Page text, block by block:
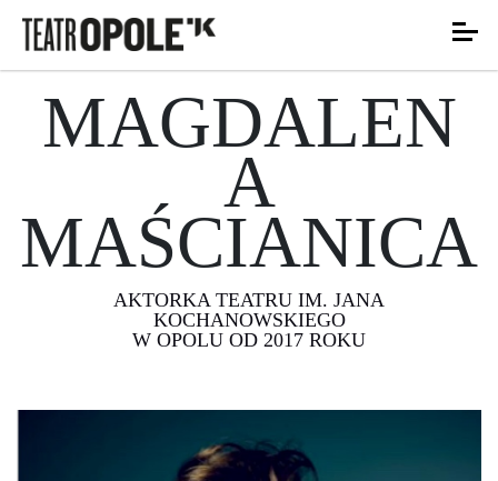
MAGDALEN
A
MAŚCIANICA
AKTORKA TEATRU IM. JANA
KOCHANOWSKIEGO
W OPOLU OD 2017 ROKU